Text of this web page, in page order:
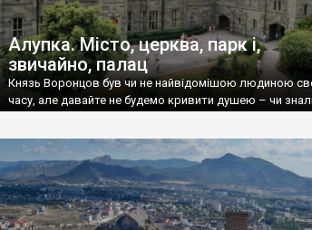
Алупка. Місто, церква, парк і,
звичайно, палац
Князь Воронцов був чи не найвідомішою людиною
часу, але давайте не будемо кривити душею – чи